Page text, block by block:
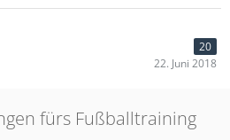
20
22. Juni 2018
fürs Fußballtraining